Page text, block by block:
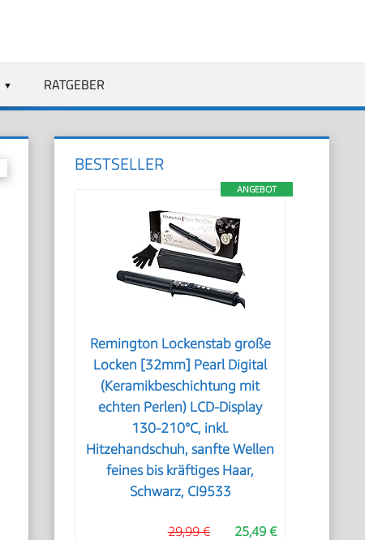
RATGEBER
BESTSELLER
ANGEBOT
Remington Lockenstab große
Locken [32mm] Pearl Digital
(Keramikbeschichtung mit
echten Perlen) LCD-Display
130-210°C, inkl.
Hitzehandschuh, sanfte Wellen
feines bis kräftiges Haar,
Schwarz, CI9533
25,49 €
29,99 €